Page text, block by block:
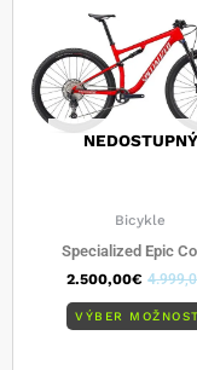
NEDOSTUPNÝ
Bicykle
Specialized Epic
2.500,00€
VÝBER